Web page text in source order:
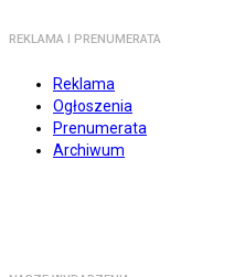
REKLAMA I PRENUMERATA
Reklama
Ogłoszenia
Prenumerata
Archiwum